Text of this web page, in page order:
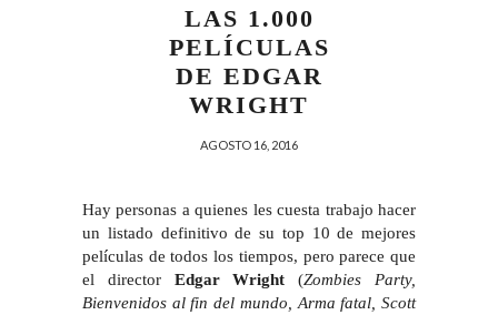
LAS 1.000
PELÍCULAS
DE EDGAR
WRIGHT
AGOSTO 16, 2016
Hay personas a quienes les cuesta trabajo hacer
un listado definitivo de su top 10 de mejores
películas de todos los tiempos, pero parece que
el director Edgar Wright (Zombies Party,
Bienvenidos al fin del mundo, Arma fatal, Scott